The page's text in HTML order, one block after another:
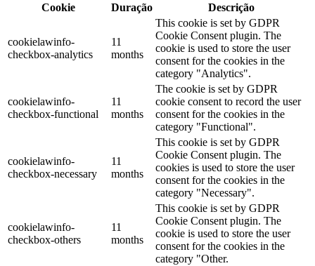
Cookie
Duração Descrição
cookielawinfo-
checkbox-analytics
11
months
This cookie is set by GDPR
Cookie Consent plugin. The
cookie is used to store the user
consent for the cookies in the
category "Analytics".
cookielawinfo-
checkbox-functional
11
months
The cookie is set by GDPR
cookie consent to record the user
consent for the cookies in the
category "Functional".
cookielawinfo-
checkbox-necessary
11
months
This cookie is set by GDPR
Cookie Consent plugin. The
cookies is used to store the user
consent for the cookies in the
category "Necessary".
cookielawinfo-
checkbox-others
11
months
This cookie is set by GDPR
Cookie Consent plugin. The
cookie is used to store the user
consent for the cookies in the
category "Other.